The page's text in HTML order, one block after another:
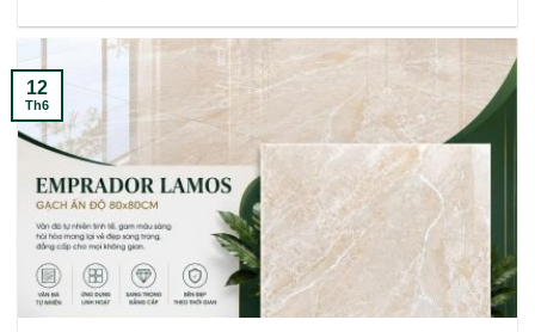
12
Th6